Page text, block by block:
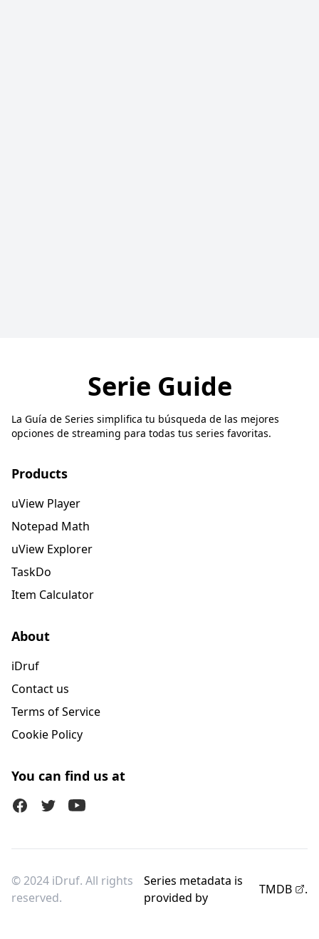
Serie Guide
La Guía de Series simplifica tu búsqueda de las mejores
opciones de streaming para todas tus series favoritas.
Products
uView Player
Notepad Math
uView Explorer
TaskDo
Item Calculator
About
iDruf
Contact us
Terms of Service
Cookie Policy
You can find us at
FacebookTwitter (X)Youtube
© 2024 iDruf. All rights
reserved.
Series metadata is
provided by
TMDB .